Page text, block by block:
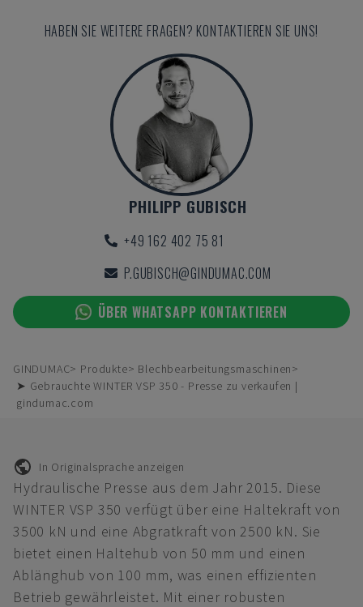
HABEN SIE WEITERE FRAGEN? KONTAKTIEREN SIE UNS!
PHILIPP GUBISCH
+49 162 402 75 81
P.GUBISCH@GINDUMAC.COM
ÜBER WHATSAPP KONTAKTIEREN
GINDUMAC Produkte
Blechbearbeitungsmaschinen
➤ Gebrauchte WINTER VSP 350 - Presse zu verkaufen |
gindumac.com
In Originalsprache anzeigen
Hydraulische Presse aus dem Jahr 2015. Diese
WINTER VSP 350 verfügt über eine Haltekraft von
3500 kN und eine Abgratkraft von 2500 kN. Sie
bietet einen Haltehub von 50 mm und einen
Ablänghub von 100 mm, was einen effizienten
Betrieb gewährleistet. Mit einer robusten